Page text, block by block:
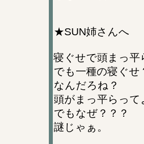
★SUN姉さんへ
寝ぐせで頭まっ
でも一種の寝ぐせ
なんだろね？
頭がまっ平らっ
でもなぜ？？？
謎じゃぁ。